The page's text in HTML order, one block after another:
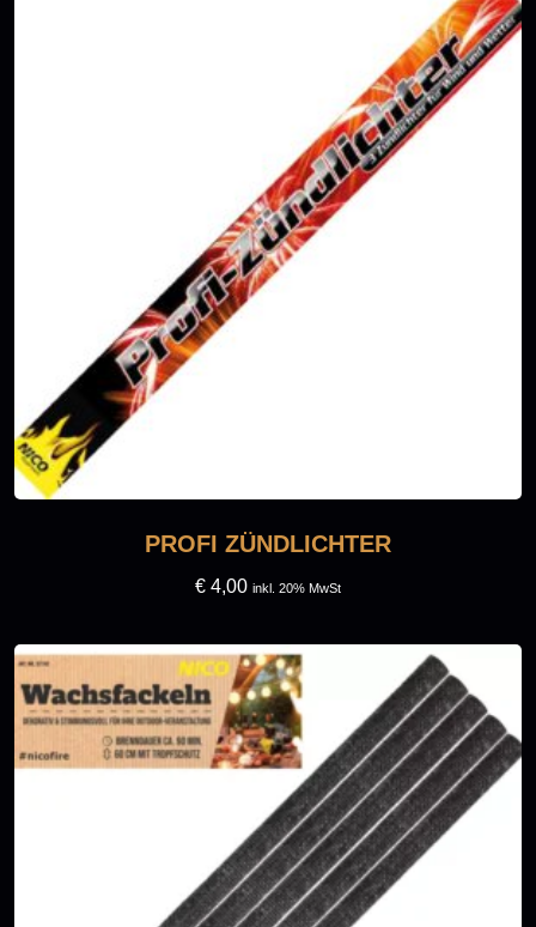
PROFI ZÜNDLICHTER
€ 4,00 inkl. 20% MwSt